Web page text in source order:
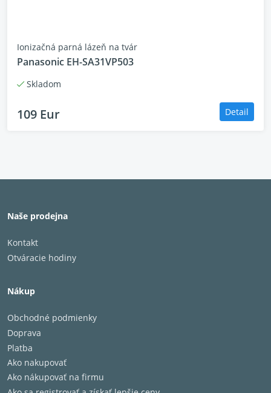
Ionizačná parná lázeň na tvár
Panasonic EH-SA31VP503
Skladom
109 Eur Detail
Naše prodejna
Kontakt
Otváracie hodiny
Nákup
Obchodné podmienky
Doprava
Platba
Ako nakupovať
Ako nákupovať na firmu